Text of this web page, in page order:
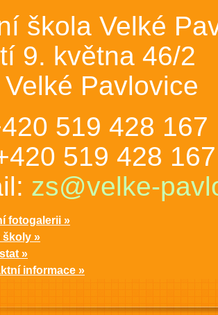
škola Velké
9. května 46/2
Pavlovice
519 428 167
519 428 167
zs@velke-
fotogalerii »
školy »
»
informace »